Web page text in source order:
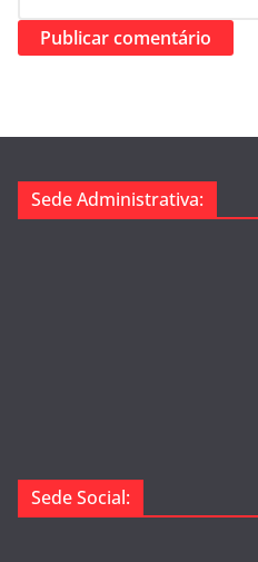
Sede Administrativa:
Sede Social: